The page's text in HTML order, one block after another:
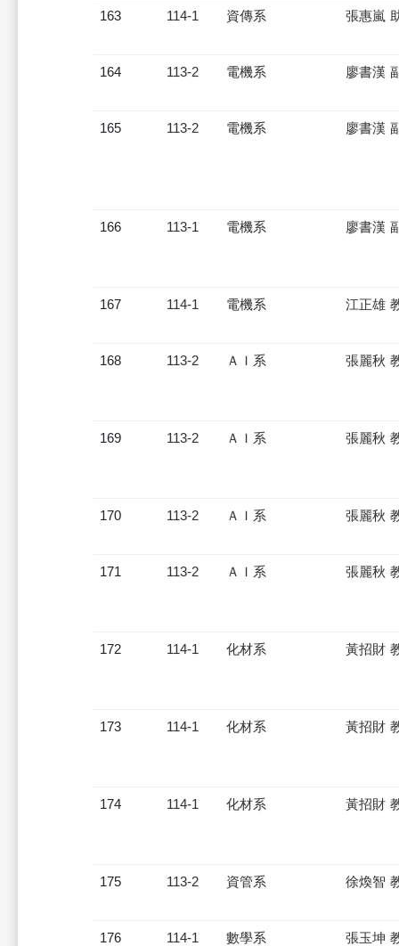
163 114-1 資傳系 張惠嵐
164 113-2 電機系 廖書漢
165 113-2 電機系 廖書漢
166 113-1 電機系 廖書漢
167 114-1 電機系 江正雄
168 113-2 ＡＩ系 張麗秋
169 113-2 ＡＩ系 張麗秋
170 113-2 ＡＩ系 張麗秋
171 113-2 ＡＩ系 張麗秋
172 114-1 化材系 黃招財
173 114-1 化材系 黃招財
174 114-1 化材系 黃招財
175 113-2 資管系 徐煥智
176 114-1 數學系 張玉坤